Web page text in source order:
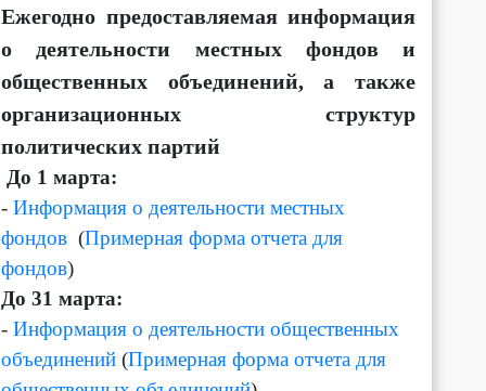
Ежегодно предоставляемая информация
о деятельности местных фондов и
общественных объединений, а также
организационных структур
политических партий
До 1 марта:
- Информация о деятельности местных
фондов (Примерная форма отчета для
фондов)
До 31 марта:
- Информация о деятельности общественных
объединений (Примерная форма отчета для